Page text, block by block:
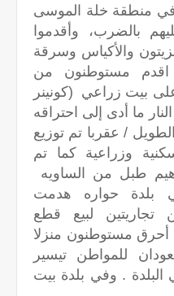
في منطقة خلة الموسى
بالضرب، وأقدموا
والأكياس وسرقة
اقدم مستوطنون من
بيت زراعي (كونينر
ما أدى إلى احتراقه
/ عقربا تم توزيع
وزراعية كما تم
طبل من الساويه
بلدة حواره هدمت
تجاريتين لبيع قطع
أحرق مستوطنون منزلا
للمواطن تيسير
. وفي بلدة بيت